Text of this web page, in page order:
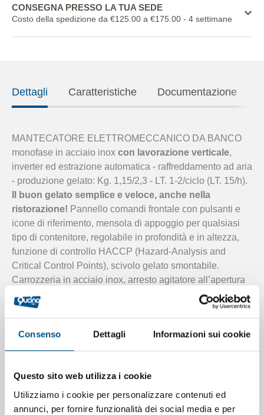
Consenso Dettagli Informazioni sui cookie
Questo sito web utilizza i cookie
Utilizziamo i cookie per personalizzare contenuti ed
annunci, per fornire funzionalità dei social media e per
CONSEGNA PRESSO LA TUA SEDE
Costo della spedizione da €125.00 a €175.00 - 4 settimane
Dettagli Caratteristiche Documentazione
MANTECATORE ELETTROMECCANICO DA BANCO
monofase in acciaio inox con lavorazione verticale,
inverter ed estrazione automatica - raffreddamento ad aria
- produzione gelato: Kg. 1,15/2,3 - LT. 1-2/ciclo (LT. 15/h).
Il buon gelato semplice e veloce, anche nella
ristorazione! Pannello comandi frontale con pulsanti e
icone di riferimento, mensola di appoggio per qualsiasi
tipo di contenitore, regolabile in profondità e in altezza,
funzione di controllo HACCP (Hazard-Analysis and
Critical Control Points), scivolo gelato smontabile.
Carrozzeria in acciaio inox, arresto agitatore all’apertura
del portello gestito con centralina di sicurezza certificata,
consumi di acqua ridotti grazie ai condensatori ad alto
coperchio per l’inserimento di ingredienti con l’agitatore
in movimento, la vasca di produzione verticale permette
la fase di lavoro. Agitatore con lama raschiante in
polietilene (PE) a lunga durata, agitatore a 3 velocità: per
lavorare anche quantità ridotte di miscele con una